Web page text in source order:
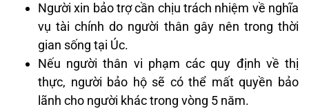
Người xin bảo trợ cần chịu trách nhiệm về nghĩa
vụ tài chính do người thân gây nên trong thời
gian sống tại Úc.
Nếu người thân vi phạm các quy định về thị
thực, người bảo hộ sẽ có thể mất quyền bảo
lãnh cho người khác trong vòng 5 năm.